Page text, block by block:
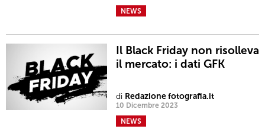
NEWS
Il Black Friday non risolleva
il mercato: i dati GFK
di Redazione fotografia.it
10 Dicembre 2023
NEWS